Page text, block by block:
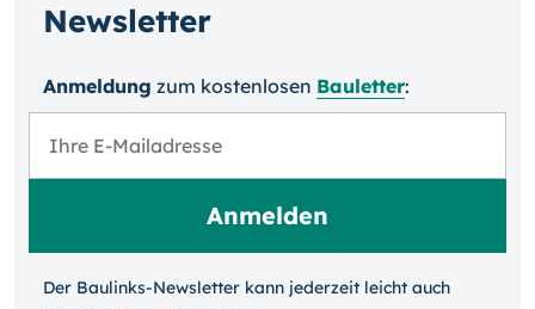
Newsletter
Anmeldung zum kosten­losen Bauletter:
Der Baulinks-Newsletter kann jeder­zeit leicht auch